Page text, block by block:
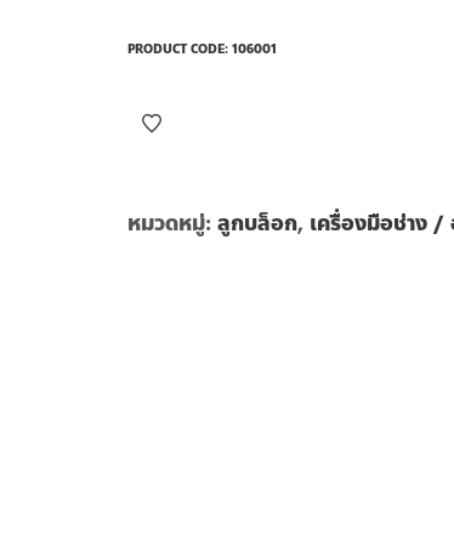
PRODUCT CODE: 106001
หมวดหมู่: ลูกบล็อก, เครื่องมือช่าง /